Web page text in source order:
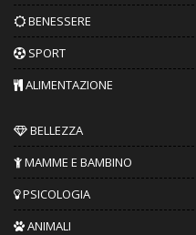
BENESSERE
SPORT
ALIMENTAZIONE
BELLEZZA
MAMME E BAMBINO
PSICOLOGIA
ANIMALI